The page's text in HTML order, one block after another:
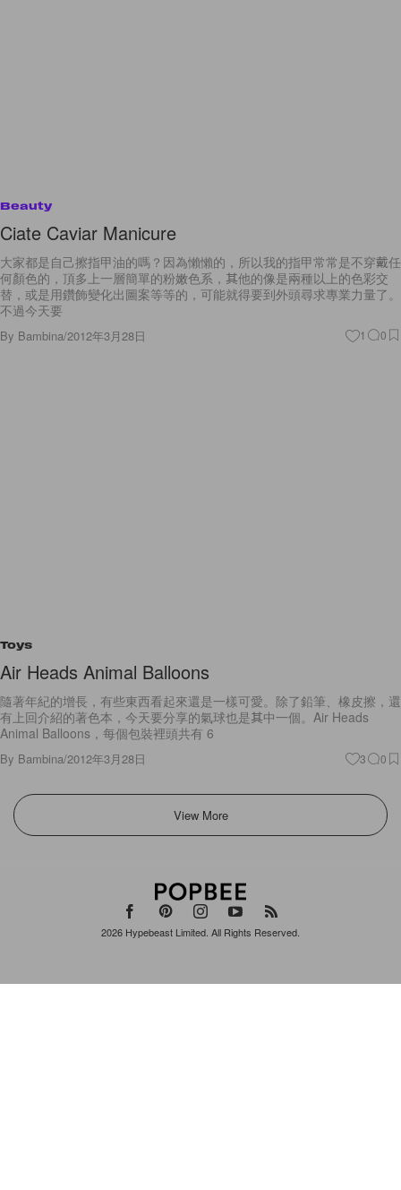
Beauty
Ciate Caviar Manicure
大家都是自己擦指甲油的嗎？因為懶懶的，所以我的指甲常常是不穿戴任
何顏色的，頂多上一層簡單的粉嫩色系，其他的像是兩種以上的色彩交
替，或是用鑽飾變化出圖案等等的，可能就得要到外頭尋求專業力量了。
不過今天要
By Bambina/2012年3月28日 1 0
Toys
Air Heads Animal Balloons
隨著年紀的增長，有些東西看起來還是一樣可愛。除了鉛筆、橡皮擦，還
有上回介紹的著色本，今天要分享的氣球也是其中一個。Air Heads
Animal Balloons，每個包裝裡頭共有 6
By Bambina/2012年3月28日 3 0
View More
2026 Hypebeast Limited . All Rights Reserved.